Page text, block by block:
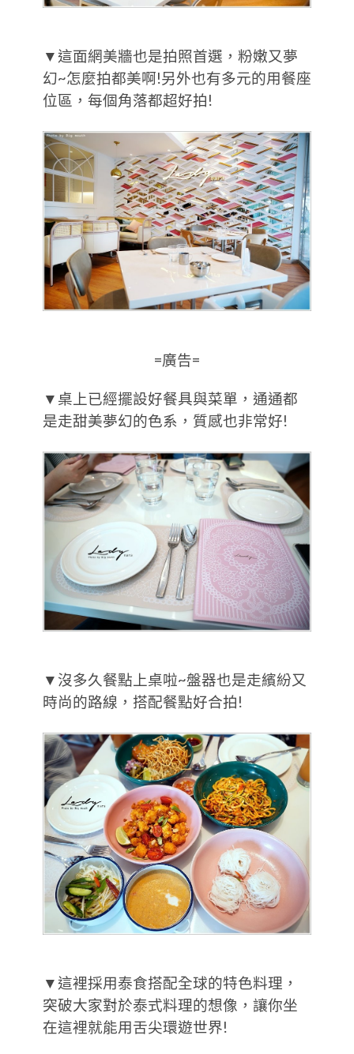
▼這面網美牆也是拍照首選，粉嫩又夢
幻~怎麼拍都美啊!另外也有多元的用餐座
位區，每個角落都超好拍!
=廣告=
▼桌上已經擺設好餐具與菜單，通通都
是走甜美夢幻的色系，質感也非常好!
▼沒多久餐點上桌啦~盤器也是走繽紛又
時尚的路線，搭配餐點好合拍!
▼這裡採用泰食搭配全球的特色料理，
突破大家對於泰式料理的想像，讓你坐
在這裡就能用舌尖環遊世界!